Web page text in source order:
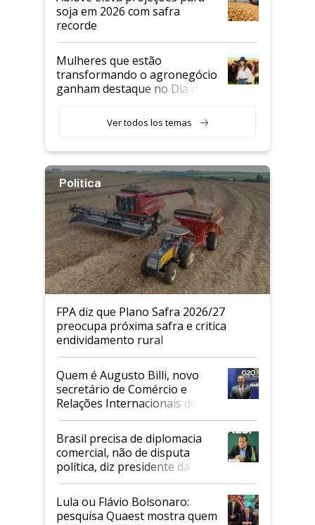
soja em 2026 com safra
recorde
Mulheres que estão
transformando o agronegócio
ganham destaque no Dia do
Ver todos los temas
Política
FPA diz que Plano Safra 2026/27
preocupa próxima safra e critica
endividamento rural
Quem é Augusto Billi, novo
secretário de Comércio e
Relações Internacionais do
Mapa
Brasil precisa de diplomacia
comercial, não de disputa
política, diz presidente da
Faesp
Lula ou Flávio Bolsonaro:
pesquisa Quaest mostra quem